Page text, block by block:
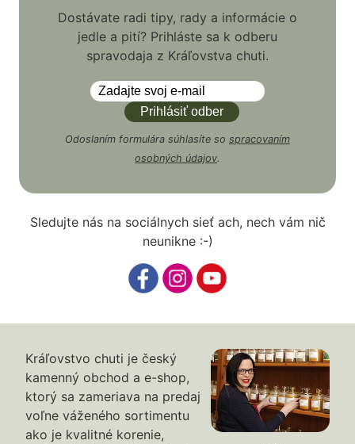
Dostávate radi tipy, rady a informácie o
jedle a pití? Prihláste sa k odberu
spravodaja z Kráľovstva chuti.
Odoslaním formulára súhlasíte so spracovaním
osobných údajov.
Sledujte nás na sociálnych sieť ach, nech vám nič
neunikne :-)
Kráľovstvo chuti je český
kamenný obchod a e-shop,
ktorý sa zameriava na predaj
voľne váženého sortimentu
ako je kvalitné korenie,